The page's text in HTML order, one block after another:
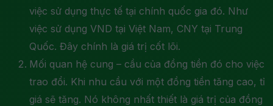
việc sử dụng thực tế tại chính quốc gia đó. Như
việc sử dụng VND tại Việt Nam, CNY tại Trung
Quốc. Đây chính là giá trị cốt lõi.
Mối quan hệ cung – cầu của đồng tiền đó cho việc
trao đổi. Khi nhu cầu với một đồng tiền tăng cao, tỉ
giá sẽ tăng. Nó không nhất thiết là giá trị của đồng